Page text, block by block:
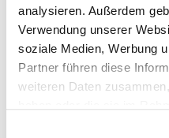
analysieren. Außerdem
Verwendung unserer
soziale Medien, Werbung
Partner führen diese
weiteren Daten
Zur exakten Fahrzeug-
Support kontaktieren (
Chat
,
(2.1) und zu 3 (2.2) oder